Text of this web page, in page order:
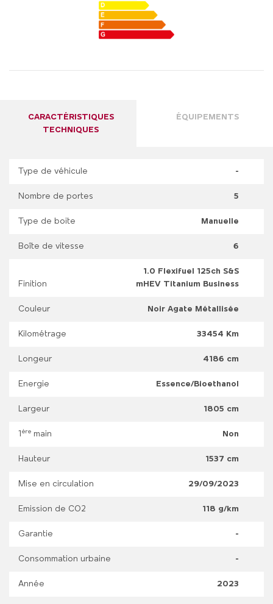
CARACTÉRISTIQUES
TECHNIQUES
ÉQUIPEMENTS
Type de véhicule -
Nombre de portes 5
Type de boite Manuelle
Boîte de vitesse 6
Finition
1.0 Flexifuel 125ch S&S
mHEV Titanium Business
Couleur Noir Agate Métallisée
Kilométrage 33454 Km
Longeur 4186 cm
Energie Essence/Bioethanol
Largeur 1805 cm
1ère main Non
Hauteur 1537 cm
Mise en circulation 29/09/2023
Emission de CO2 118 g/km
Garantie -
Consommation urbaine -
Année 2023